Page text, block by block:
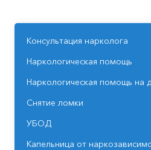
Консультация нарколога
Наркологическая помощь
Наркологическая помощь на
Снятие ломки
УБОД
Капельница от